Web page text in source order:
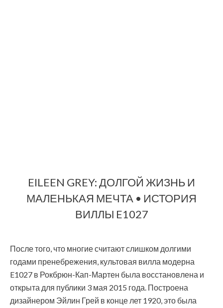
EILEEN GREY: ДОЛГОЙ ЖИЗНЬ И
МАЛЕНЬКАЯ МЕЧТА • ИСТОРИЯ
ВИЛЛЫ E1027
После того, что многие считают слишком долгими
годами пренебрежения, культовая вилла модерна
E1027 в Рокбрюн-Кап-Мартен была восстановлена ​​и
открыта для публики 3 мая 2015 года. Построена
дизайнером Эйлин Грей в конце лет 1920, это была